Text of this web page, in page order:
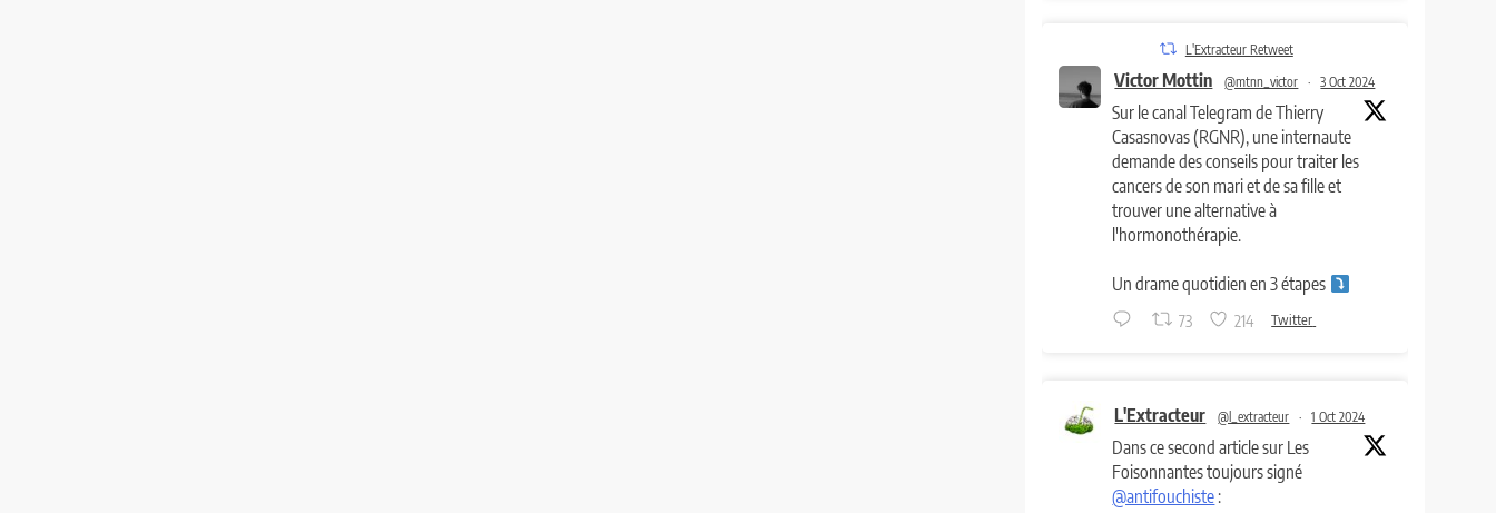
L'Extracteur Retweet
Victor Mottin @mtnn_victor · 3 Oct 2024
Sur le canal Telegram de Thierry
Casasnovas (RGNR), une internaute
demande des conseils pour traiter les
cancers de son mari et de sa fille et
trouver une alternative à
l'hormonothérapie.
Un drame quotidien en 3 étapes
73 214 Twitter
L'Extracteur @l_extracteur · 1 Oct 2024
Dans ce second article sur Les
Foisonnantes toujours signé
@antifouchiste :